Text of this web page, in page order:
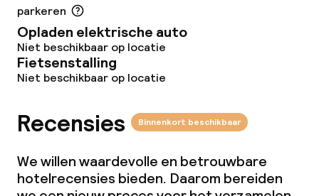
Diner, vast menu
Roomservice
Speciale dieetopties
Faciliteiten en diensten voor kinderen
parkeren
Opladen elektrische auto
Niet beschikbaar op locatie
Fietsenstalling
Niet beschikbaar op locatie
Recensies Binnenkort beschikbaar
We willen waardevolle en betrouwbare
hotelrecensies bieden. Daarom bereiden